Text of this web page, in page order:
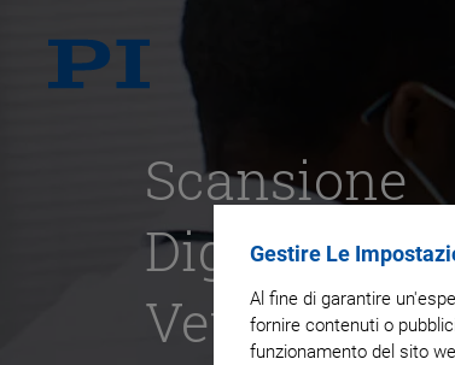
Gestire Le
Al fine di garantire
fornire contenuti o
funzionamento del sito
Scansione
Digitale di
Vetrini